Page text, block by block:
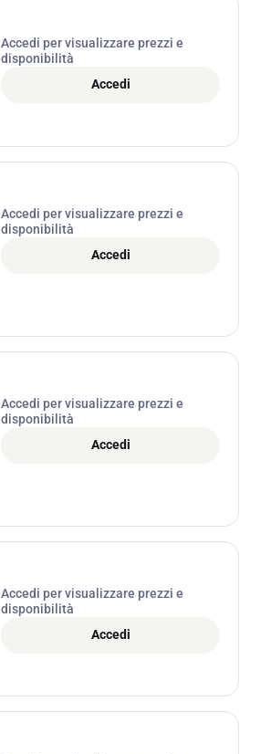
Accedi per visualizzare prezzi e
disponibilità
Accedi
Accedi per visualizzare prezzi e
disponibilità
Accedi
Accedi per visualizzare prezzi e
disponibilità
Accedi
Accedi per visualizzare prezzi e
disponibilità
Accedi